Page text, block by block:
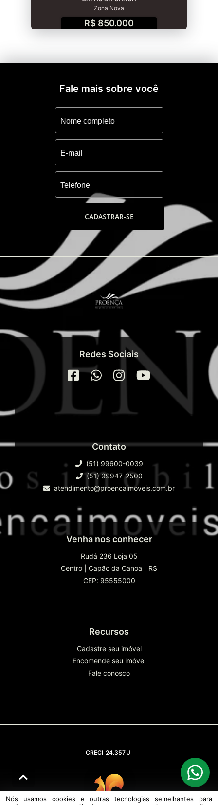
Zona Nova
R$ 850.000
Fale mais sobre você
CADASTRAR-SE
Redes Sociais
Contato
(51) 99600-0039
(51) 99947-2500
atendimento@proencaimoveis.com.br
Venha nos conhecer
Rudá 236 Loja 05
Centro
Capão da Canoa
RS
CEP: 95555000
Recursos
Cadastre seu imóvel
Encomende seu imóvel
Fale conosco
CRECI 24.357 J
Nós usamos cookies e outras tecnologias semelhantes para